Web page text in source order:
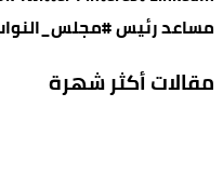
مساعد رئيس
مقالات أكثر شهرة